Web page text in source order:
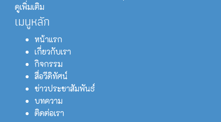
ดูเพิ่มเติม
เมนูหลัก
หน้าแรก
เกี่ยวกับเรา
กิจกรรม
สื่อวีดิทัศน์
ข่าวประชาสัมพันธ์
บทความ
ติดต่อเรา